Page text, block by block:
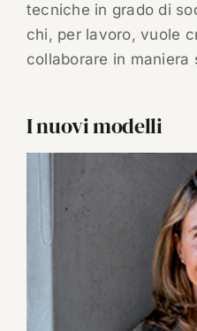
tecniche in grado di
chi, per lavoro, vuole
collaborare in maniera
I nuovi modelli